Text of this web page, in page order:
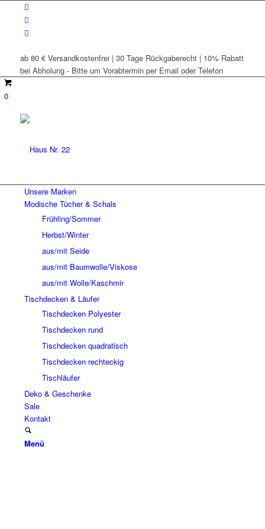
ab 80 € Versandkostenfrei | 30 Tage Rückgaberecht | 10% Rabatt
bei Abholung - Bitte um Vorabtermin per Email oder Telefon
0
Unsere Marken
Modische Tücher & Schals
Frühling/Sommer
Herbst/Winter
aus/mit Seide
aus/mit Baumwolle/Viskose
aus/mit Wolle/Kaschmir
Tischdecken & Läufer
Tischdecken Polyester
Tischdecken rund
Tischdecken quadratisch
Tischdecken rechteckig
Tischläufer
Deko & Geschenke
Sale
Kontakt
Menü